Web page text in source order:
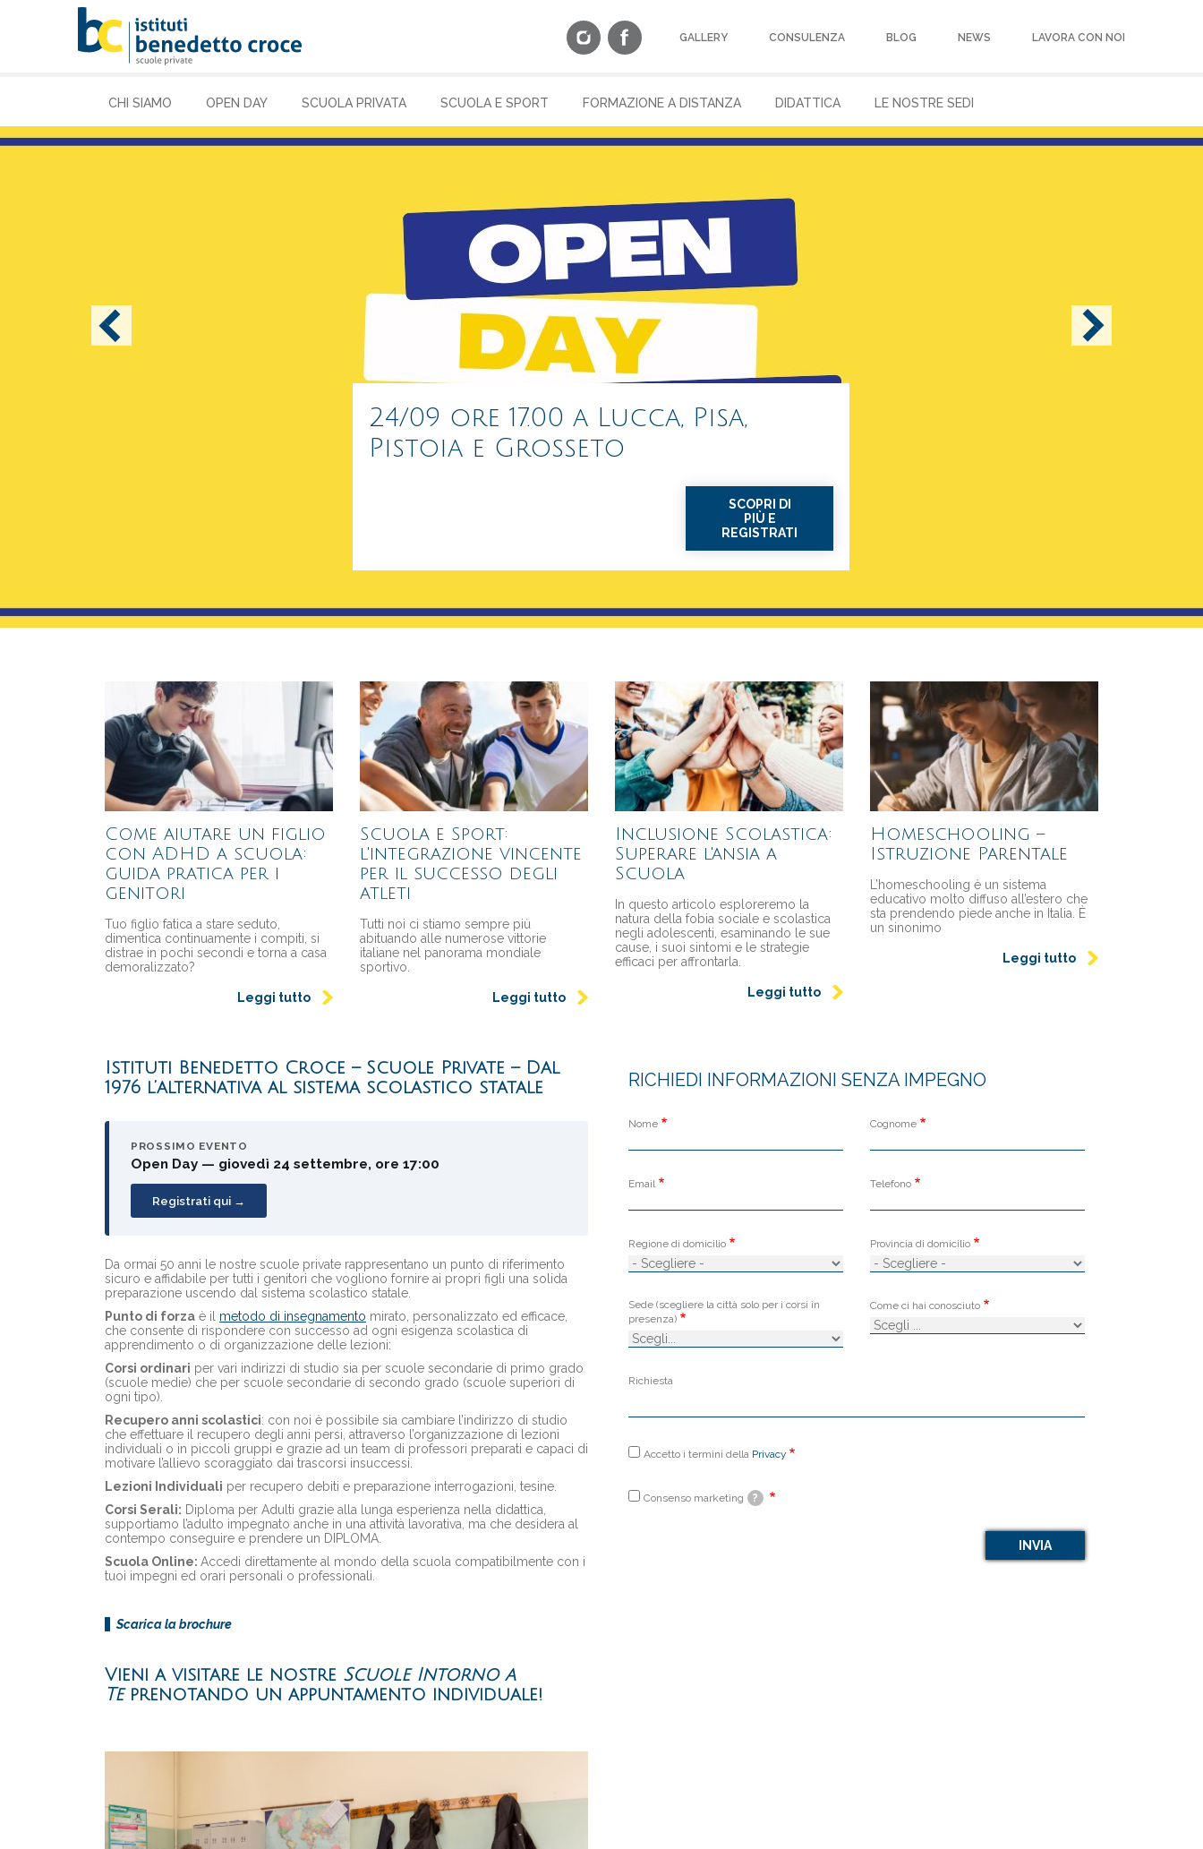
GALLERY CONSULENZA BLOG NEWS LAVORA CON NOI
CHI SIAMO OPEN DAY SCUOLA PRIVATA SCUOLA E SPORT FORMAZIONE A DISTANZA DIDATTICA LE NOSTRE SEDI
24/09 ore 17.00 a Lucca, Pisa,
Pistoia e Grosseto
SCOPRI DI
PIÙ E
REGISTRATI
Come aiutare un figlio
con ADHD a scuola:
guida pratica per i
genitori
Tuo figlio fatica a stare seduto,
dimentica continuamente i compiti, si
distrae in pochi secondi e torna a casa
demoralizzato?
Leggi tutto
Scuola e Sport:
l'integrazione vincente
per il successo degli
atleti
Tutti noi ci stiamo sempre più
abituando alle numerose vittorie
italiane nel panorama mondiale
sportivo.
Leggi tutto
Inclusione Scolastica:
Superare l'ansia a
Scuola
In questo articolo esploreremo la
natura della fobia sociale e scolastica
negli adolescenti, esaminando le sue
cause, i suoi sintomi e le strategie
efficaci per affrontarla.
Leggi tutto
Homeschooling –
Istruzione Parentale
L’homeschooling è un sistema
educativo molto diffuso all’estero che
sta prendendo piede anche in Italia. È
un sinonimo
Leggi tutto
Istituti Benedetto Croce – Scuole Private – Dal
1976 l’alternativa al sistema scolastico statale
PROSSIMO EVENTO
Open Day — giovedì 24 settembre, ore 17:00
Registrati qui →
Da ormai 50 anni le nostre scuole private rappresentano un punto di riferimento
sicuro e affidabile per tutti i genitori che vogliono fornire ai propri figli una solida
preparazione uscendo dal sistema scolastico statale.
Punto di forza è il metodo di insegnamento mirato, personalizzato ed efficace,
che consente di rispondere con successo ad ogni esigenza scolastica di
apprendimento o di organizzazione delle lezioni:
Corsi ordinari per vari indirizzi di studio sia per scuole secondarie di primo grado
(scuole medie) che per scuole secondarie di secondo grado (scuole superiori di
ogni tipo).
Recupero anni scolastici: con noi è possibile sia cambiare l’indirizzo di studio
che effettuare il recupero degli anni persi, attraverso l’organizzazione di lezioni
individuali o in piccoli gruppi e grazie ad un team di professori preparati e capaci di
motivare l’allievo scoraggiato dai trascorsi insuccessi.
Lezioni Individuali per recupero debiti e preparazione interrogazioni, tesine.
Corsi Serali: Diploma per Adulti grazie alla lunga esperienza nella didattica,
supportiamo l’adulto impegnato anche in una attività lavorativa, ma che desidera al
contempo conseguire e prendere un DIPLOMA.
Scuola Online: Accedi direttamente al mondo della scuola compatibilmente con i
tuoi impegni ed orari personali o professionali.
Scarica la brochure
Vieni a visitare le nostre Scuole Intorno a
Teprenotando un appuntamento individuale!
RICHIEDI INFORMAZIONI SENZA IMPEGNO
Nome Cognome
Email Telefono
Regione di domicilio Provincia di domicilio
Sede (scegliere la città solo per i corsi in
presenza)
Come ci hai conosciuto
Richiesta
Accetto i termini della Privacy
trattamento
Consenso marketing ?